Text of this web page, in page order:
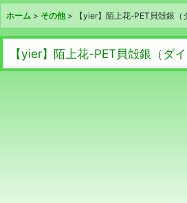
ホーム > その他 > 【yier】陌上花-PET貝殻銀（
【yier】陌上花-PET貝殻銀（ダイ